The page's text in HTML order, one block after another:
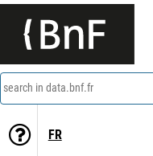
search in data.bnf.fr
FR